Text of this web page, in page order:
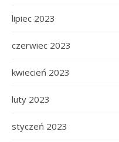
lipiec 2023
czerwiec 2023
kwiecień 2023
luty 2023
styczeń 2023